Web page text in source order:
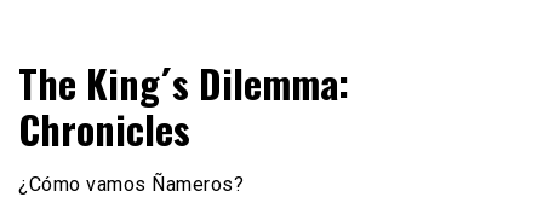
Comunidad Ñamera
The King´s Dilemma:
Chronicles
¿Cómo vamos Ñameros?